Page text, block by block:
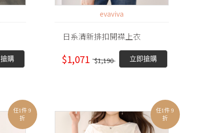
購
evaviva
日系清新排扣開襟上衣
$1,071 $1,190 立即搶購
任1件 9
折
任1件 9
折